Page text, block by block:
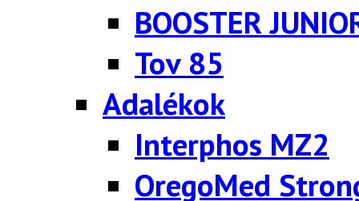
BOOSTER
Tov 85
Adalékok
Interphos MZ2
OregoMed